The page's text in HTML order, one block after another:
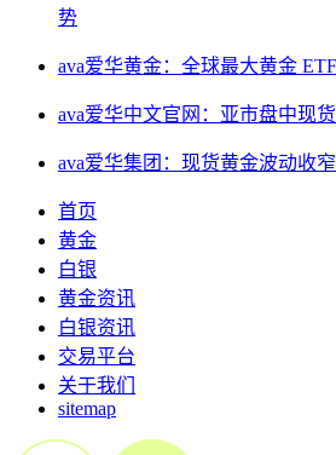
势
ava爱华黄金：全球最大黄金
ava爱华中文官网：亚市盘中现
ava爱华集团：现货黄金波动收
首页
黄金
白银
黄金资讯
白银资讯
交易平台
关于我们
sitemap